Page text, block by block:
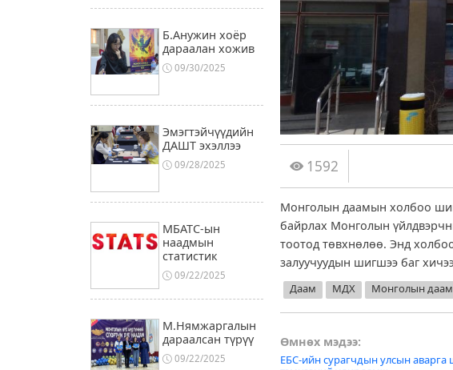
Б.Анужин хоёр
дараалан хожив
09/30/2025
Эмэгтэйчүүдийн
ДАШТ эхэллээ
09/28/2025
МБАТС-ын
наадмын
статистик
09/22/2025
М.Нямжаргалын
дараалсан түрүү
09/22/2025
1592
Монголын даамын холбоо
байрлах Монголын
тоотод төвхнөлөө. Энд
залуучуудын шигшээ баг
Даам МДХ Монголын
Post
Өмнөх мэдээ:
ЕБС-ийн сурагчдын улсын аварга